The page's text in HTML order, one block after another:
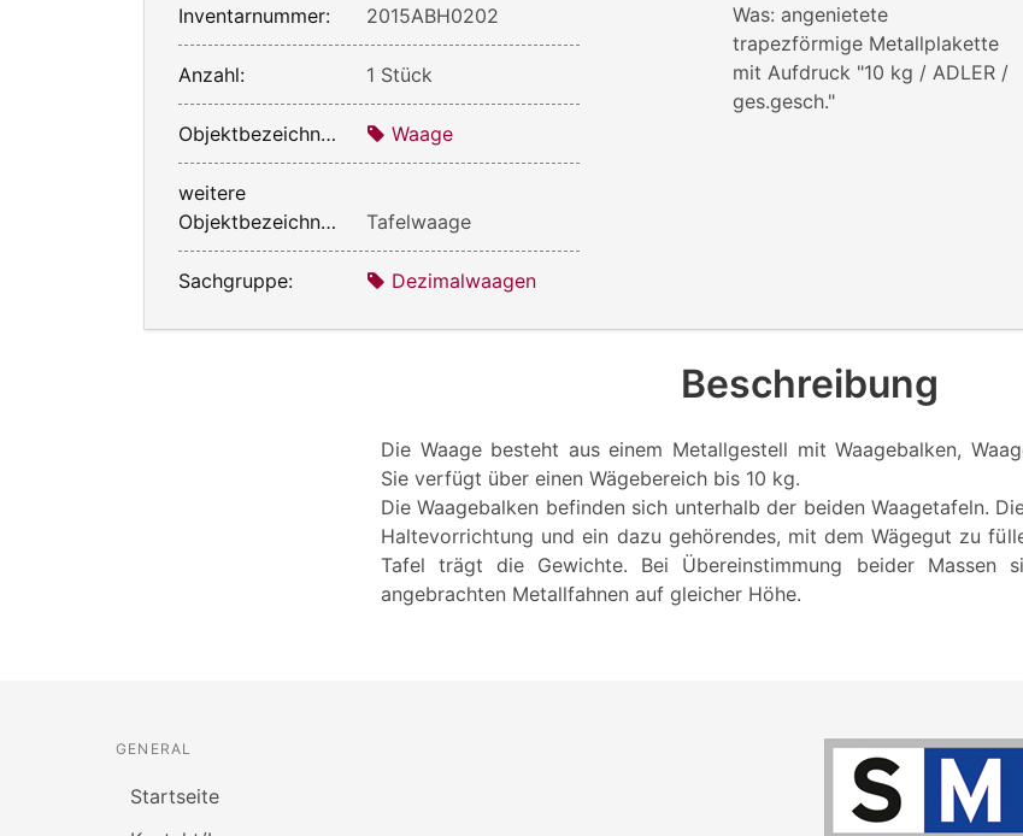
Inventarnummer: 2015ABH0202
Anzahl: 1 Stück
Objektbezeichnung: Waage
weitere
Objektbezeichnung:
Tafelwaage
Sachgruppe: Dezimalwaagen
Was: angenietete
trapezförmige Metallplakette
mit Aufdruck "10 kg / ADLER /
ges.gesch."
Beschreibung
Die Waage besteht aus einem Metallgestell mit Waagebalken,
Sie verfügt über einen Wägebereich bis 10 kg.
Die Waagebalken befinden sich unterhalb der beiden Waagetafeln.
Haltevorrichtung und ein dazu gehörendes, mit dem Wägegut zu
Tafel trägt die Gewichte. Bei Übereinstimmung beider Massen
angebrachten Metallfahnen auf gleicher Höhe.
GENERAL
Startseite